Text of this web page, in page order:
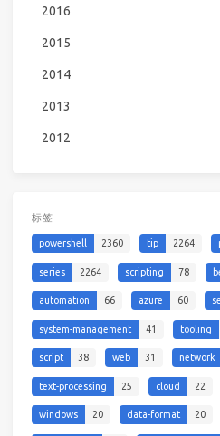
2016
2015
2014
2013
2012
标签
powershell 2360 tip 2264
series 2264 scripting 78
automation 66 azure 60
system-management 41 tooling
script 38 web 31 network
text-processing 25 cloud 22
windows 20 data-format 20